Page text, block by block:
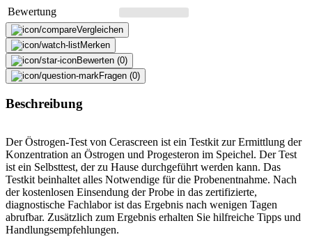
Bewertung
Vergleichen
Merken
Bewerten (0)
Fragen (0)
Beschreibung
Der Östrogen-Test von Cerascreen ist ein Testkit zur Ermittlung der
Konzentration an Östrogen und Progesteron im Speichel. Der Test
ist ein Selbsttest, der zu Hause durchgeführt werden kann. Das
Testkit beinhaltet alles Notwendige für die Probenentnahme. Nach
der kostenlosen Einsendung der Probe in das zertifizierte,
diagnostische Fachlabor ist das Ergebnis nach wenigen Tagen
abrufbar. Zusätzlich zum Ergebnis erhalten Sie hilfreiche Tipps und
Handlungsempfehlungen.